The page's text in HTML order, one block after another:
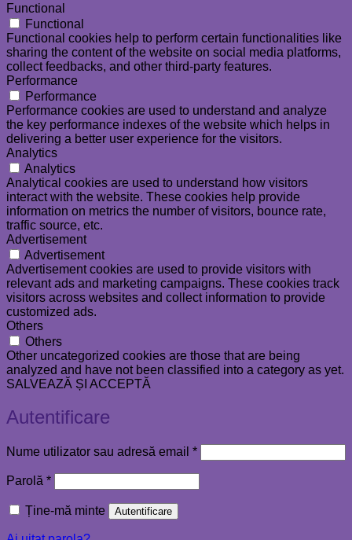
Functional
Functional
Functional cookies help to perform certain functionalities like
sharing the content of the website on social media platforms,
collect feedbacks, and other third-party features.
Performance
Performance
Performance cookies are used to understand and analyze
the key performance indexes of the website which helps in
delivering a better user experience for the visitors.
Analytics
Analytics
Analytical cookies are used to understand how visitors
interact with the website. These cookies help provide
information on metrics the number of visitors, bounce rate,
traffic source, etc.
Advertisement
Advertisement
Advertisement cookies are used to provide visitors with
relevant ads and marketing campaigns. These cookies track
visitors across websites and collect information to provide
customized ads.
Others
Others
Other uncategorized cookies are those that are being
analyzed and have not been classified into a category as yet.
SALVEAZĂ ȘI ACCEPTĂ
Autentificare
Nume utilizator sau adresă email *Obligatoriu
Parolă *Obligatoriu
Ține-mă minte Autentificare